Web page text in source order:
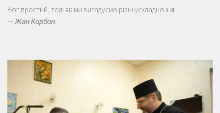
Бог простий, тоді як ми вигадуємо різні ускладнення
—Жан Корбон.